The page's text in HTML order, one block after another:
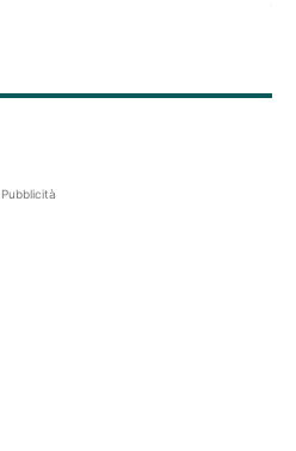
Pubblicità